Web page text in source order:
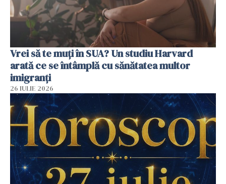
Vrei să te muți în SUA? Un studiu Harvard
arată ce se întâmplă cu sănătatea multor
imigranți
26 IULIE 2026